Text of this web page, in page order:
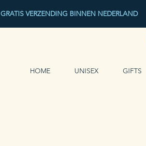
GRATIS VERZENDING BINNEN NEDERLAND
HOME UNISEX GIFTS